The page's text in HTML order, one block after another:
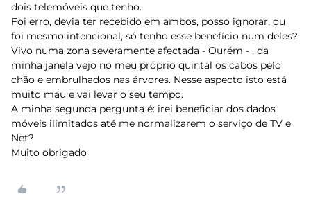
dois telemóveis que tenho.
Foi erro, devia ter recebido em ambos, posso ignorar, ou
foi mesmo intencional, só tenho esse benefício num deles?
Vivo numa zona severamente afectada - Ourém - , da
minha janela vejo no meu próprio quintal os cabos pelo
chão e embrulhados nas árvores. Nesse aspecto isto está
muito mau e vai levar o seu tempo.
A minha segunda pergunta é: irei beneficiar dos dados
móveis ilimitados até me normalizarem o serviço de TV e
Net?
Muito obrigado